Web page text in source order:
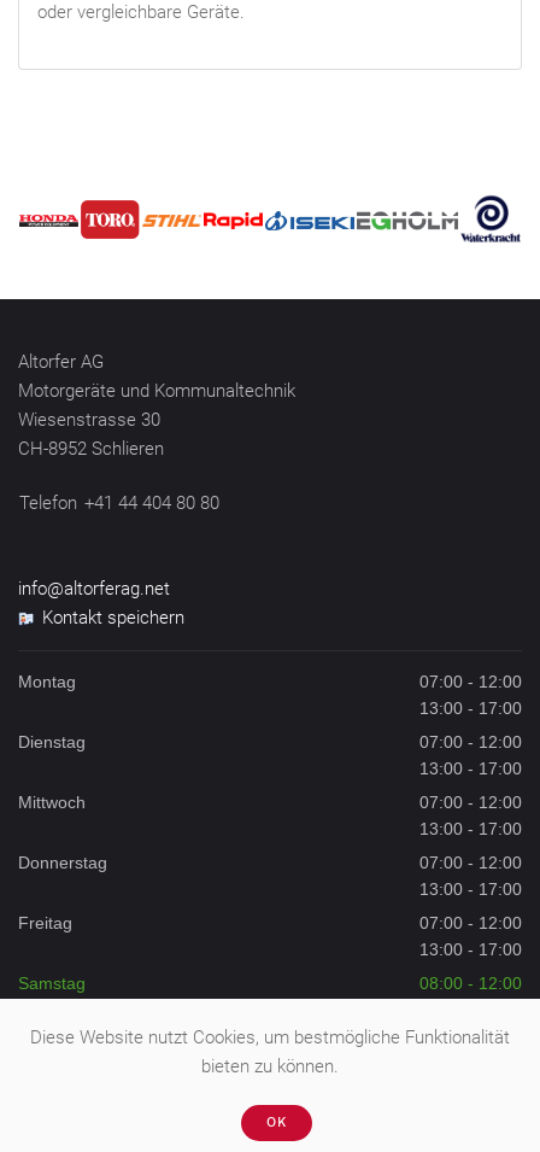
oder vergleichbare Geräte.
Altorfer AG
Motorgeräte und Kommunaltechnik
Wiesenstrasse 30
CH-8952 Schlieren
Telefon +41 44 404 80 80
info@altorferag.net
Kontakt speichern
Montag
07:00 - 12:00
13:00 - 17:00
Dienstag
07:00 - 12:00
13:00 - 17:00
Mittwoch
07:00 - 12:00
13:00 - 17:00
Donnerstag
07:00 - 12:00
13:00 - 17:00
Freitag
07:00 - 12:00
13:00 - 17:00
Samstag
08:00 - 12:00
Diese Website nutzt Cookies, um bestmögliche Funktionalität
bieten zu können.
OK